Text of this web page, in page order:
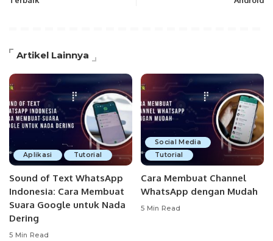
Artikel Lainnya
Aplikasi Tutorial
Sound of Text WhatsApp
Indonesia: Cara Membuat
Suara Google untuk Nada
Dering
5 Min Read
Social Media
Tutorial
Cara Membuat Channel
WhatsApp dengan Mudah
5 Min Read